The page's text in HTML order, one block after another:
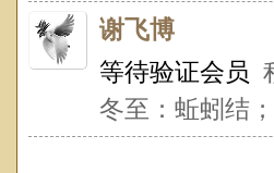
谢飞博
等待验证会员
冬至：蚯蚓结